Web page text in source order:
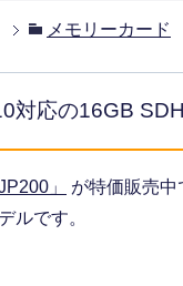
メモリーカード
対応の16GB
」
が特価販売中
ルです。